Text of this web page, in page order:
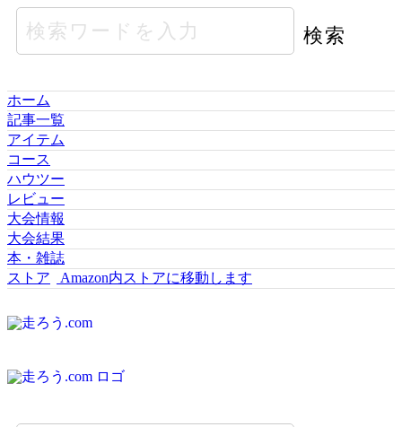
ホーム
記事一覧
アイテム
コース
ハウツー
レビュー
大会情報
大会結果
本・雑誌
ストア
Amazon内ストアに移動します